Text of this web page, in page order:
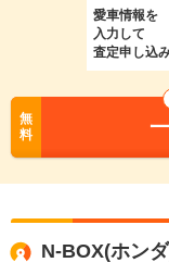
愛車情報を
入力して
査定申し込
無
料
N-BOX(ホン